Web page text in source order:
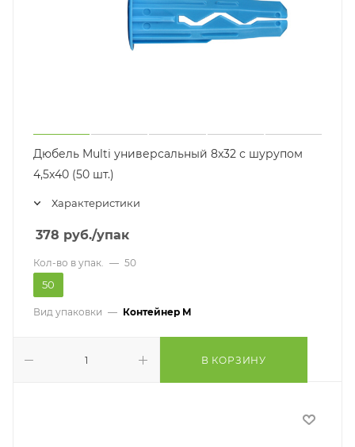
Дюбель Multi универсальный 8x32 с шурупом
4,5x40 (50 шт.)
Характеристики
378 руб./упак
Кол-во в упак. — 50
50
Вид упаковки — Контейнер M
В КОРЗИНУ